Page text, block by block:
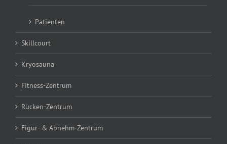
Patienten
Skillcourt
Kryosauna
Fitness-Zentrum
Rücken-Zentrum
Figur- & Abnehm-Zentrum